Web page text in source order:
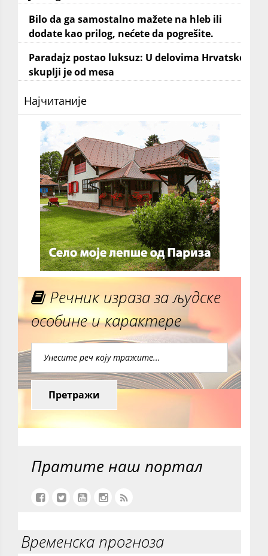
Bilo da ga samostalno mažete na hleb ili
dodate kao prilog, nećete da pogrešite.
Paradajz postao luksuz: U delovima Hrvatske
skuplji je od mesa
Најчитаније
Речник израза за људске
особине и карактере
Претражи
Пратите наш портал
Временска прогноза